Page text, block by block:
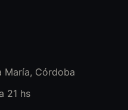
María, Córdoba
21 hs